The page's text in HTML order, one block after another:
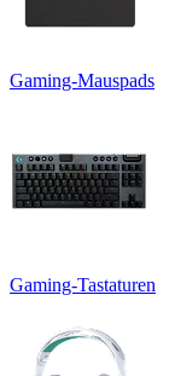
Gaming-Mauspads
Gaming-Tastaturen